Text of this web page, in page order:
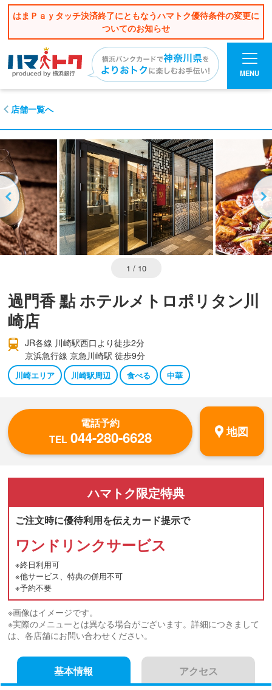
はまＰａｙタッチ決済終了にともなうハマトク優待条件の変更に
ついてのお知らせ
MENU
店舗一覧へ
1 / 10
過門香 點 ホテルメトロポリタン川
崎店
JR各線 川崎駅西口より徒歩2分
京浜急行線 京急川崎駅 徒歩9分
川崎エリア 川崎駅周辺 食べる 中華
電話予約
TEL 044-280-6628 地図
ハマトク限定特典
ご注文時に優待利用を伝えカード提示で
ワンドリンクサービス
※終日利用可
※他サービス、特典の併用不可
※予約不要
※画像はイメージです。
※実際のメニューとは異なる場合がございます。詳細につきまして
は、各店舗にお問い合わせください。
基本情報 アクセス